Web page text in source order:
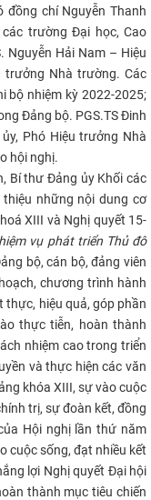
đồng chí Nguyễn Thanh
trường Đại học, Cao
Nguyễn Hải Nam – Hiệu
trưởng Nhà trường. Các
bộ nhiệm kỳ 2022-2025;
Đảng bộ. PGS.TS Đinh
Phó Hiệu trưởng Nhà
hội nghị.
Bí thư Đảng ủy Khối các
những nội dung cơ
XIII và Nghị quyết 15-
vụ phát triển Thủ đô
bộ, cán bộ, đảng viên
chương trình hành
thực, hiệu quả, góp phần
thực tiễn, hoàn thành
nhiệm cao trong triển
và thực hiện các văn
khóa XIII, sự vào cuộc
trị, sự đoàn kết, đồng
Hội nghị lần thứ năm
cuộc sống, đạt nhiều kết
lợi Nghị quyết Đại hội
thành mục tiêu chiến